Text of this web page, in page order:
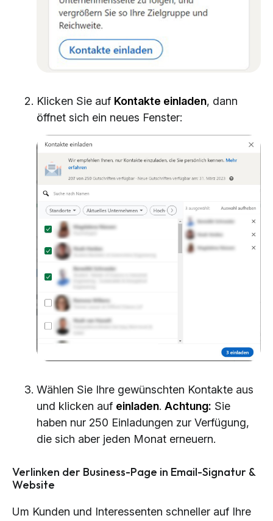
Klicken Sie auf Kontakte einladen, dann
öffnet sich ein neues Fenster:
Wählen Sie Ihre gewünschten Kontakte aus
und klicken auf einladen. Achtung: Sie
haben nur 250 Einladungen zur Verfügung,
die sich aber jeden Monat erneuern.
Verlinken der Business-Page in Email-Signatur &
Website
Um Kunden und Interessenten schneller auf Ihre